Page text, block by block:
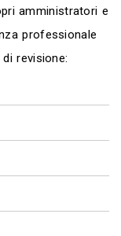
amministratori e
professionale
revisione: